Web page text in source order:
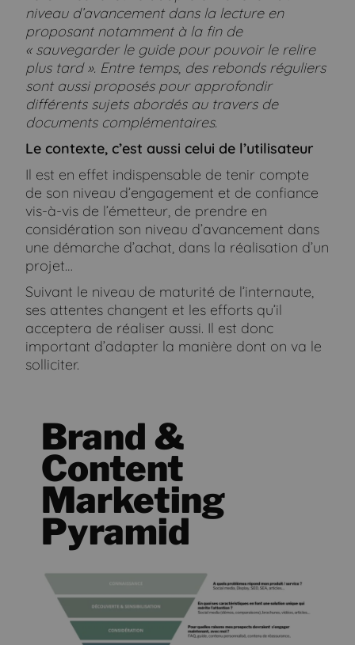
niveau d’avancement dans la lecture en
proposant notamment à la fin de
« sauvegarder le guide pour pouvoir le relire
plus tard ». Entre temps, des rebonds réguliers
sont aussi proposés pour approfondir
différents sujets abordés au travers de
documents complémentaires.
Le contexte, c’est aussi celui de l’utilisateur
Il est en effet indispensable de tenir compte
de son niveau d’engagement et de confiance
vis-à-vis de l’émetteur, de prendre en
considération son niveau d’avancement dans
une démarche d’achat, dans la réalisation d’un
projet…
Suivant le niveau de maturité de l’internaute,
ses attentes changent et les efforts qu’il
acceptera de réaliser aussi. Il est donc
important d’adapter la manière dont on va le
solliciter.
Brand &
Content
Marketing
Pyramid